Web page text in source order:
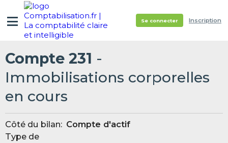
Se connecter Inscription
Compte 231 -
Immobilisations corporelles
en cours
Côté du bilan: Compte d'actif
Type de